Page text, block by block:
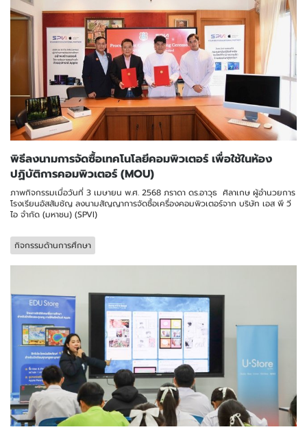
พิธีลงนามการจัดซื้อเทคโนโลยีคอมพิวเตอร์ เพื่อใช้ในห้อง
ปฏิบัติการคอมพิวเตอร์ (MOU)
ภาพกิจกรรมเมื่อวันที่ 3 เมษายน พ.ศ. 2568 ภราดา ดร.อาวุธ ศิลาเกษ ผู้อำนวยการ
โรงเรียนอัสสัมชัญ ลงนามสัญญาการจัดซื้อเครื่องคอมพิวเตอร์จาก บริษัท เอส พี วี
ไอ จำกัด (มหาชน) (SPVI)
กิจกรรมด้านการศึกษา